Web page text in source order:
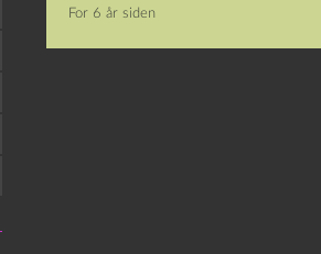
For 6 år siden